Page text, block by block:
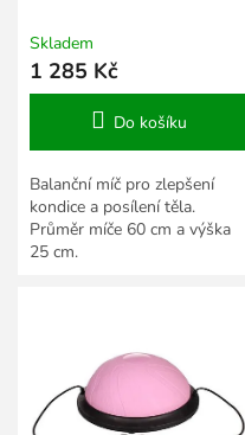
Skladem
1 285 Kč
Do košíku
Balanční míč pro zlepšení
kondice a posílení těla.
Průměr míče 60 cm a výška
25 cm.